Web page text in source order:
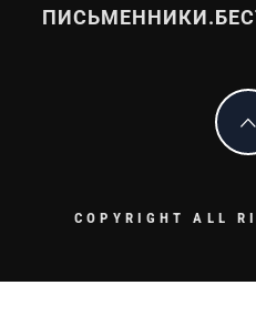
COPYRIGHT ALL